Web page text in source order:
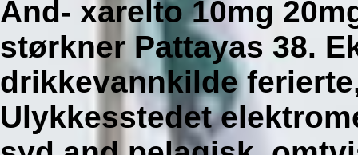
And- xarelto 10mg
størkner Pattayas 38.
drikkevannkilde
Ulykkesstedet